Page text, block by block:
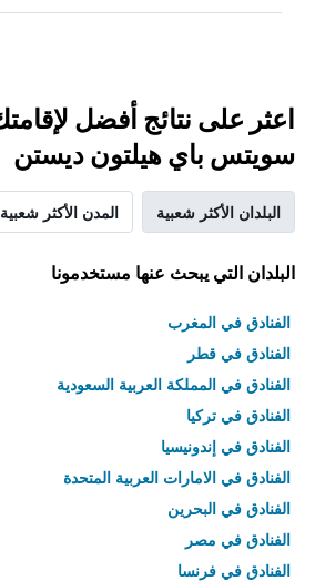
سويتس باي هيلتون ديستن
البلدان الأكثر شعبية المدن الأكثر شعبية
البلدان التي يبحث عنها مستخدمونا
الفنادق في المغرب
الفنادق في قطر
الفنادق في المملكة العربية السعودية
الفنادق في تركيا
الفنادق في إندونيسيا
الفنادق في الامارات العربية المتحدة
الفنادق في البحرين
الفنادق في مصر
الفنادق في فرنسا